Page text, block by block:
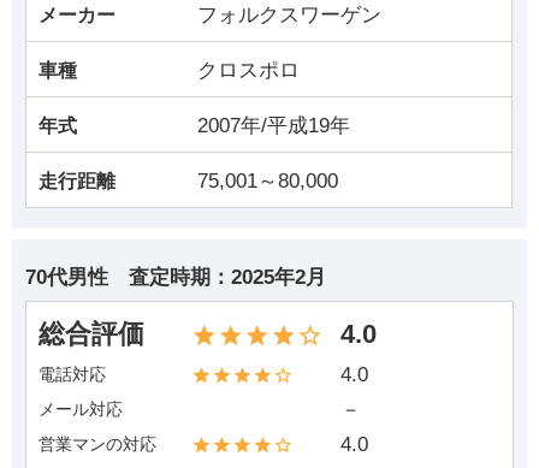
メーカー フォルクスワーゲン
車種 クロスポロ
年式 2007年/平成19年
走行距離 75,001～80,000
70代男性 査定時期： 2025年2月
総合評価 4.0
電話対応 4.0
メール対応 －
営業マンの対応 4.0